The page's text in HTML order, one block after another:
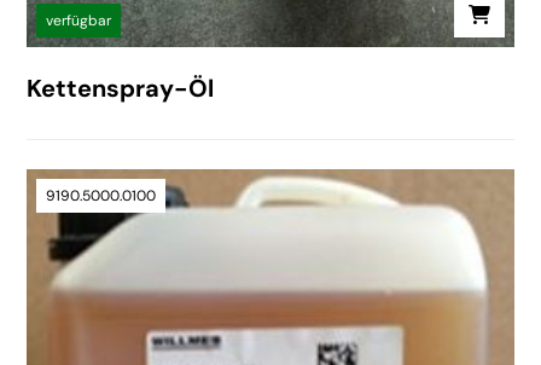
verfügbar
Kettenspray-Öl
9190.5000.0100